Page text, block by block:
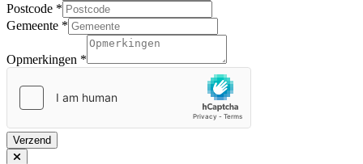
Postcode *
Gemeente *
Opmerkingen *
Verzend